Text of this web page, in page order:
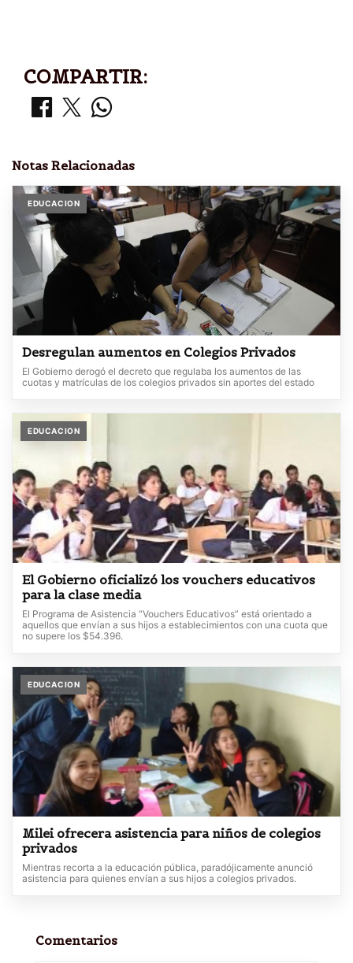
COMPARTIR:
Notas Relacionadas
EDUCACION
Desregulan aumentos en Colegios Privados
El Gobierno derogó el decreto que regulaba los aumentos de las
cuotas y matrículas de los colegios privados sin aportes del estado
EDUCACION
El Gobierno oficializó los vouchers educativos
para la clase media
El Programa de Asistencia “Vouchers Educativos” está orientado a
aquellos que envían a sus hijos a establecimientos con una cuota que
no supere los $54.396.
EDUCACION
Milei ofrecera asistencia para niños de colegios
privados
Mientras recorta a la educación pública, paradójicamente anunció
asistencia para quienes envían a sus hijos a colegios privados.
Comentarios